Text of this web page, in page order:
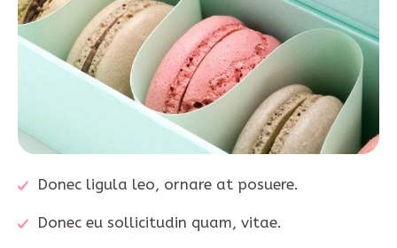
Donec ligula leo, ornare at posuere.
Donec eu sollicitudin quam, vitae.